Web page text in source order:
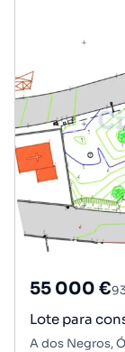
55 000 €
Lote para
A dos Negros,